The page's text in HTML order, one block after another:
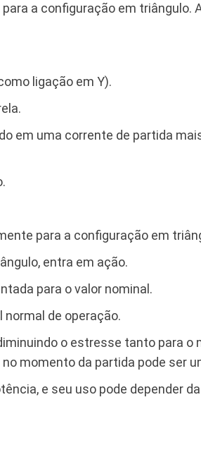
a configuração em triângulo.
ligação em Y).
em uma corrente de partida
para a configuração em
entra em ação.
para o valor nominal.
de operação.
o estresse tanto para o
momento da partida pode ser
e seu uso pode depender